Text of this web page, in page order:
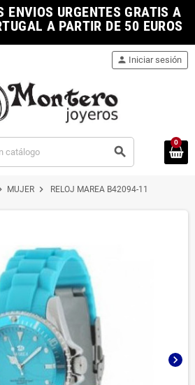
ENVIOS URGENTES GRATIS A
A PARTIR DE 50 EUROS
search
person Iniciar sesión
0
MUJER chevron_right RELOJ MAREA B42094-11
chevron_right